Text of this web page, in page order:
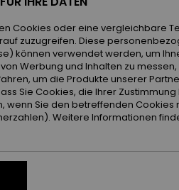
Cookies oder eine vergleichbare
zuzugreifen. Diese
können verwendet werden, um
Werbung und Inhalten zu
um die Produkte unserer
Sie Cookies, die Ihrer
Sie den betreffenden Cookies
Weitere Informationen